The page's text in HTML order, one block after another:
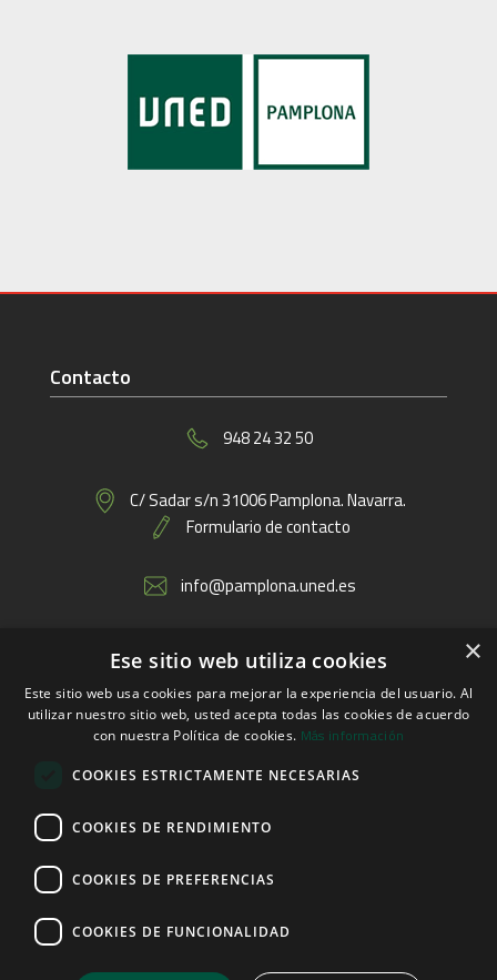
Contacto
948 24 32 50
C/ Sadar s/n 31006 Pamplona. Navarra.
Formulario de contacto
info@pamplona.uned.es
Enlaces ×
Ese sitio web utiliza cookies
Este sitio web usa cookies para mejorar la experiencia del usuario. Al
utilizar nuestro sitio web, usted acepta todas las cookies de acuerdo
con nuestra Política de cookies. Más información
COOKIES ESTRICTAMENTE NECESARIAS
COOKIES DE RENDIMIENTO
COOKIES DE PREFERENCIAS
COOKIES DE FUNCIONALIDAD